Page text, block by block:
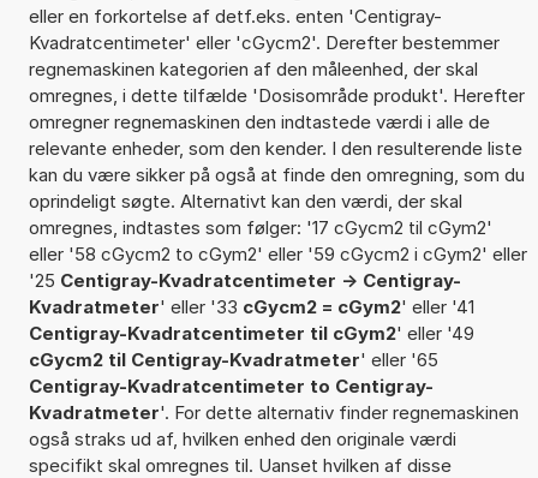
eller en forkortelse af detf.eks. enten 'Centigray-
Kvadratcentimeter' eller 'cGycm2'. Derefter bestemmer
regnemaskinen kategorien af den måleenhed, der skal
omregnes, i dette tilfælde 'Dosisområde produkt'. Herefter
omregner regnemaskinen den indtastede værdi i alle de
relevante enheder, som den kender. I den resulterende liste
kan du være sikker på også at finde den omregning, som du
oprindeligt søgte. Alternativt kan den værdi, der skal
omregnes, indtastes som følger: '17 cGycm2 til cGym2'
eller '58 cGycm2 to cGym2' eller '59 cGycm2 i cGym2' eller
'25 Centigray-Kvadratcentimeter -> Centigray-
Kvadratmeter' eller '33 cGycm2 = cGym2' eller '41
Centigray-Kvadratcentimeter til cGym2' eller '49
cGycm2 til Centigray-Kvadratmeter' eller '65
Centigray-Kvadratcentimeter to Centigray-
Kvadratmeter'. For dette alternativ finder regnemaskinen
også straks ud af, hvilken enhed den originale værdi
specifikt skal omregnes til. Uanset hvilken af disse